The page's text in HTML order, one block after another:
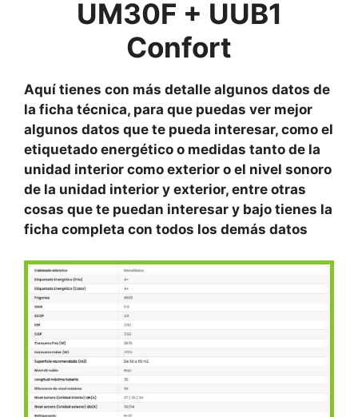
UM30F + UUB1
Confort
Aquí tienes con más detalle algunos datos de
la ficha técnica, para que puedas ver mejor
algunos datos que te pueda interesar, como el
etiquetado energético o medidas tanto de la
unidad interior como exterior o el nivel sonoro
de la unidad interior y exterior, entre otras
cosas que te puedan interesar y bajo tienes la
ficha completa con todos los demás datos